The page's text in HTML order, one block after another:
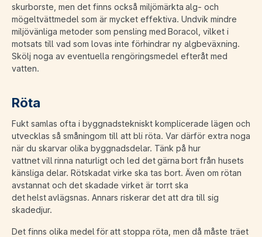
skurborste, men det finns också miljömärkta alg- och
mögeltvättmedel som är mycket effektiva. Undvik mindre
miljövänliga metoder som pensling med Boracol, vilket i
motsats till vad som lovas inte förhindrar ny algbeväxning.
Skölj noga av eventuella rengöringsmedel efteråt med
vatten.
Röta
Fukt samlas ofta i byggnadstekniskt komplicerade lägen och
utvecklas så småningom till att bli röta. Var därför extra noga
när du skarvar olika byggnadsdelar. Tänk på hur
vattnet vill rinna naturligt och led det gärna bort från husets
känsliga delar. Rötskadat virke ska tas bort. Även om rötan
avstannat och det skadade virket är torrt ska
det helst avlägsnas. Annars riskerar det att dra till sig
skadedjur.
Det finns olika medel för att stoppa röta, men då måste träet